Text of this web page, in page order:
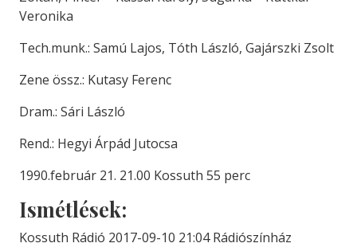
Veronika
Tech.munk.: Samú Lajos, Tóth László, Gajárszki Zsolt
Zene össz.: Kutasy Ferenc
Dram.: Sári László
Rend.: Hegyi Árpád Jutocsa
1990.február 21. 21.00 Kossuth 55 perc
Ismétlések:
Kossuth Rádió 2017-09-10 21:04 Rádiószínház